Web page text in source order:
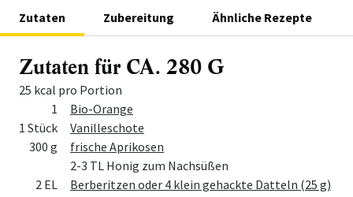
Zutaten Zubereitung Ähnliche Rezepte
Zutaten für CA. 280 G
25 kcal pro Portion
MengeZutat
1
Bio-Orange
1 Stück
Vanilleschote
300 g
frische Aprikosen
2-3 TL Honig zum Nachsüßen
2 EL
Berberitzen oder 4 klein gehackte Datteln (25 g)